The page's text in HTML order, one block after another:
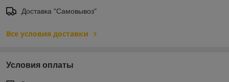
Доставка "Самовывоз"
Все условия доставки
Условия оплаты